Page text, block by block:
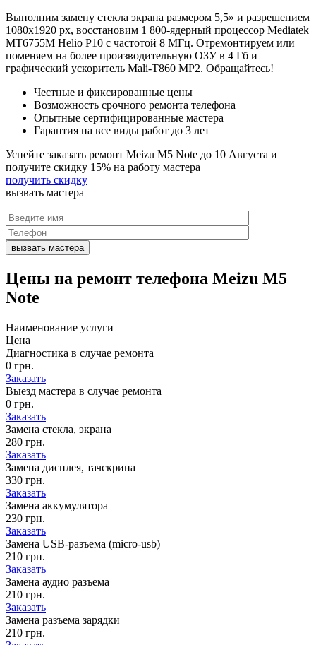
Выполним замену стекла экрана размером 5,5» и разрешением
1080x1920 px, восстановим 1 800-ядерный процессор Mediatek
MT6755M Helio P10 с частотой 8 МГц. Отремонтируем или
поменяем на более производительную ОЗУ в 4 Гб и
графический ускоритель Mali-T860 MP2. Обращайтесь!
Честные и фиксированные цены
Возможность срочного ремонта телефона
Опытные сертифицированные мастера
Гарантия на все виды работ до 3 лет
Успейте заказать ремонт Meizu M5 Note до 10 Августа и
получите скидку 15% на работу мастера
получить скидку
вызвать мастера
Цены на ремонт телефона Meizu M5
Note
Наименование услуги
Цена
Диагностика в случае ремонта
0 грн.
Заказать
Выезд мастера в случае ремонта
0 грн.
Заказать
Замена стекла, экрана
280 грн.
Заказать
Замена дисплея, тачскрина
330 грн.
Заказать
Замена аккумулятора
230 грн.
Заказать
Замена USB-разъема (micro-usb)
210 грн.
Заказать
Замена аудио разъема
210 грн.
Заказать
Замена разъема зарядки
210 грн.